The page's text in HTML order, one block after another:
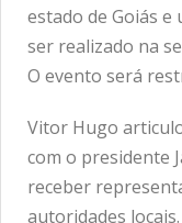
estado de Goiás
ser realizado na
O evento será
Vitor Hugo
com o presidente
receber
autoridades